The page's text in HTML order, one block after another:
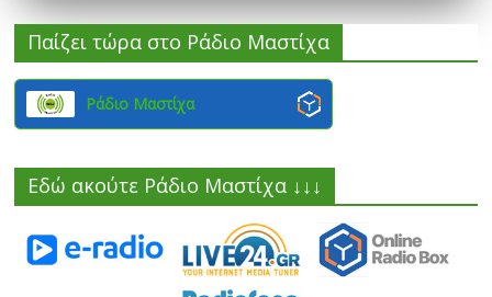
Παίζει τώρα στο Ράδιο Μαστίχα
Ράδιο Μαστίχα
Εδώ ακούτε Ράδιο Μαστίχα ↓↓↓